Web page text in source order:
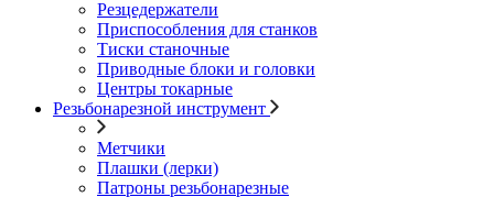
Резцедержатели
Приспособления для станков
Тиски станочные
Приводные блоки и головки
Центры токарные
Резьбонарезной инструмент
Метчики
Плашки (лерки)
Патроны резьбонарезные